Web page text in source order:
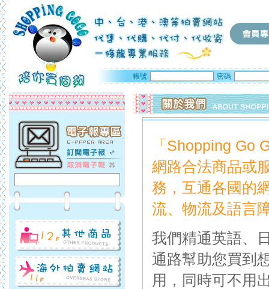
帳號 密碼
「Shopping Go
網路合法商品或
務，互通各國的
流、物流及語言
我們精通英語、
通路幫助您買到
用，同時可不用